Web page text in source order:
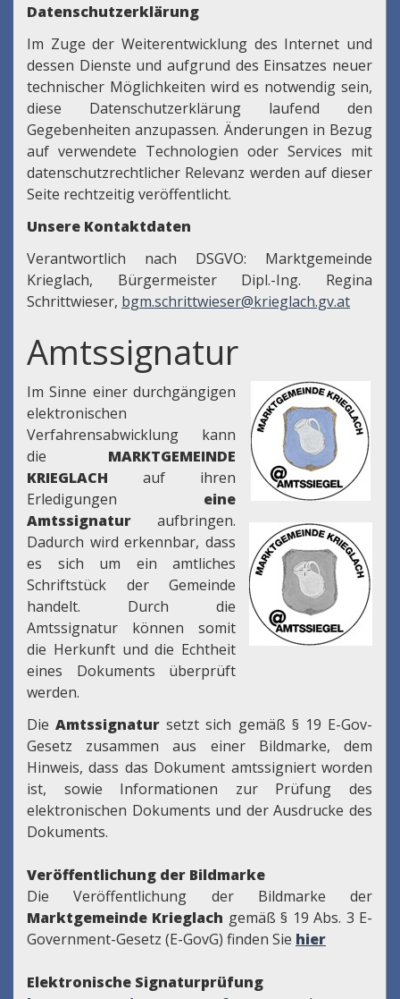
Datenschutzerklärung
Im Zuge der Weiterentwicklung des Internet und
dessen Dienste und aufgrund des Einsatzes neuer
technischer Möglichkeiten wird es notwendig sein,
diese Datenschutzerklärung laufend den
Gegebenheiten anzupassen. Änderungen in Bezug
auf verwendete Technologien oder Services mit
datenschutzrechtlicher Relevanz werden auf dieser
Seite rechtzeitig veröffentlicht.
Unsere Kontaktdaten
Verantwortlich nach DSGVO: Marktgemeinde
Krieglach, Bürgermeister Dipl.-Ing. Regina
Schrittwieser, bgm.schrittwieser@krieglach.gv.at
Amtssignatur
Im Sinne einer durchgängigen
elektronischen
Verfahrensabwicklung kann
die MARKTGEMEINDE
KRIEGLACH auf ihren
Erledigungen eine
Amtssignatur aufbringen.
Dadurch wird erkennbar, dass
es sich um ein amtliches
Schriftstück der Gemeinde
handelt. Durch die
Amtssignatur können somit
die Herkunft und die Echtheit
eines Dokuments überprüft
werden.
DieAmtssignatursetzt sich gemäß § 19 E-Gov-
Gesetz zusammen aus einer Bildmarke, dem
Hinweis, dass das Dokument amtssigniert worden
ist, sowie Informationen zur Prüfung des
elektronischen Dokuments und der Ausdrucke des
Dokuments.
Veröffentlichung der Bildmarke
Die Veröffentlichung der Bildmarke der
Marktgemeinde Krieglach gemäß § 19 Abs. 3 E-
Government-Gesetz (E-GovG) finden Sie hier
Elektronische Signaturprüfung